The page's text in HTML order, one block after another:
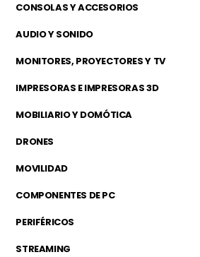
CONSOLAS Y ACCESORIOS
AUDIO Y SONIDO
MONITORES, PROYECTORES Y TV
IMPRESORAS E IMPRESORAS 3D
MOBILIARIO Y DOMÓTICA
DRONES
MOVILIDAD
COMPONENTES DE PC
PERIFÉRICOS
STREAMING